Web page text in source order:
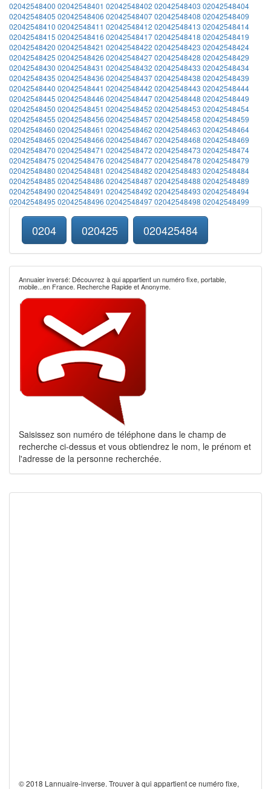
02042548400 02042548401 02042548402 02042548403 02042548404
02042548405 02042548406 0204254840702042548408 02042548409
02042548410 02042548411 02042548412 02042548413 02042548414
02042548415 02042548416 0204254841702042548418 02042548419
02042548420 02042548421 02042548422 02042548423 02042548424
02042548425 02042548426 0204254842702042548428 02042548429
02042548430 02042548431 02042548432 02042548433 02042548434
02042548435 02042548436 0204254843702042548438 02042548439
02042548440 02042548441 02042548442 02042548443 02042548444
02042548445 02042548446 0204254844702042548448 02042548449
02042548450 02042548451 02042548452 02042548453 02042548454
02042548455 02042548456 0204254845702042548458 02042548459
02042548460 02042548461 02042548462 02042548463 02042548464
02042548465 02042548466 0204254846702042548468 02042548469
02042548470 02042548471 02042548472 02042548473 02042548474
02042548475 02042548476 0204254847702042548478 02042548479
02042548480 02042548481 02042548482 02042548483 02042548484
02042548485 02042548486 0204254848702042548488 02042548489
02042548490 02042548491 02042548492 02042548493 02042548494
02042548495 02042548496 0204254849702042548498 02042548499
0204 020425 020425484
Annuaier inversé: Découvrez à qui appartient un numéro fixe, portable,
mobile...en France. Recherche Rapide et Anonyme.
Saisissez son numéro de téléphone dans le champ de
recherche ci-dessus et vous obtiendrez le nom, le prénom et
l'adresse de la personne recherchée.
© 2018 Lannuaire-inverse. Trouver à qui appartient ce numéro fixe,